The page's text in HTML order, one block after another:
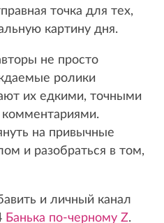
точка для тех,
картину дня.
не просто
ролики
их едкими, точными
на привычные
и разобраться в том,
и личный канал
Банька по-черному Z.